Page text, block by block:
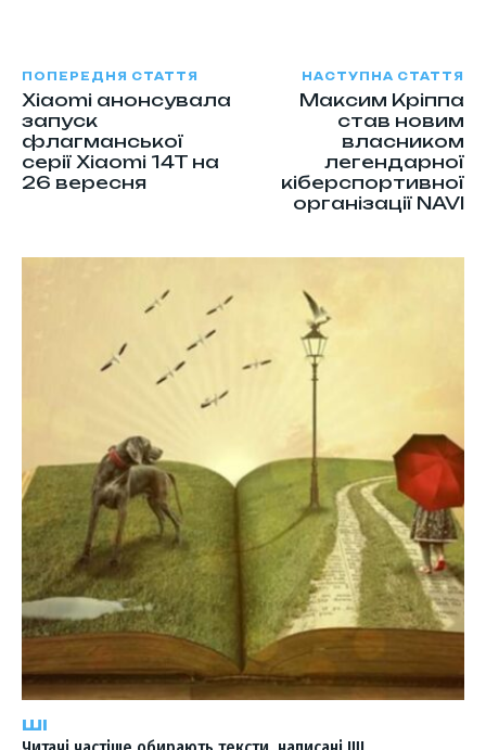
ПОПЕРЕДНЯ СТАТТЯ
Xiaomi анонсувала
запуск
флагманської
серії Xiaomi 14T на
26 вересня
НАСТУПНА СТАТТЯ
Максим Кріппа
став новим
власником
легендарної
кіберспортивної
організації NAVI
ШІ